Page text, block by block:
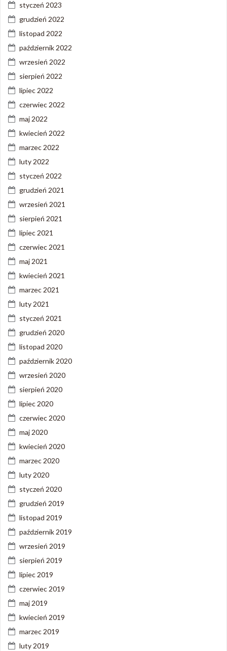
styczeń 2023
grudzień 2022
listopad 2022
październik 2022
wrzesień 2022
sierpień 2022
lipiec 2022
czerwiec 2022
maj 2022
kwiecień 2022
marzec 2022
luty 2022
styczeń 2022
grudzień 2021
wrzesień 2021
sierpień 2021
lipiec 2021
czerwiec 2021
maj 2021
kwiecień 2021
marzec 2021
luty 2021
styczeń 2021
grudzień 2020
listopad 2020
październik 2020
wrzesień 2020
sierpień 2020
lipiec 2020
czerwiec 2020
maj 2020
kwiecień 2020
marzec 2020
luty 2020
styczeń 2020
grudzień 2019
listopad 2019
październik 2019
wrzesień 2019
sierpień 2019
lipiec 2019
czerwiec 2019
maj 2019
kwiecień 2019
marzec 2019
luty 2019